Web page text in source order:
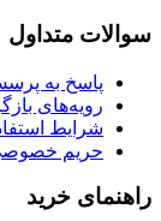
سوالات متداول
پاسخ به
رویه‌های
شرایط
حریم
راهنمای خرید